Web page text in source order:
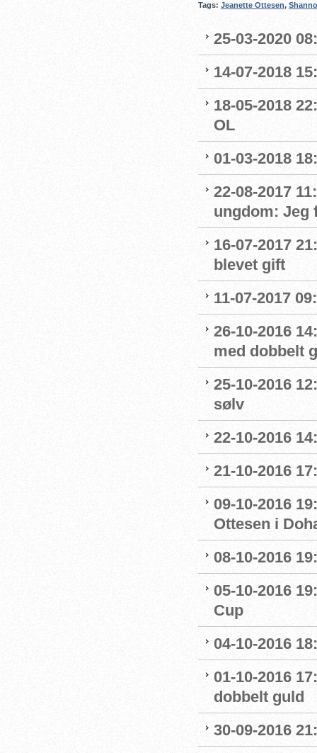
Tags: Jeanette Ottesen,
25-03-2020
14-07-2018
18-05-2018
OL
01-03-2018
22-08-2017
ungdom:
16-07-2017
blevet gift
11-07-2017
26-10-2016
med dobbelt
25-10-2016
sølv
22-10-2016
21-10-2016
09-10-2016
Ottesen i
08-10-2016
05-10-2016
Cup
04-10-2016
01-10-2016
dobbelt guld
30-09-2016